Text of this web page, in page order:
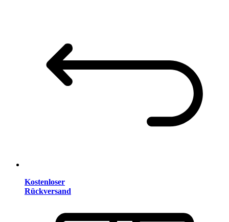
Kostenloser
Rückversand